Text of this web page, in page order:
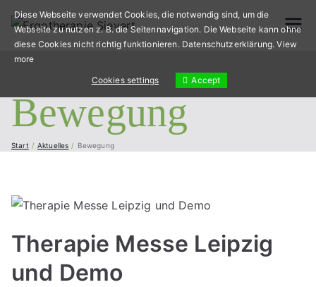
Ergother
apie
Sievert
Geriatrie, Neurologie,
Orthopädie, Pädiatrie
und vieles mehr...
Bewegung
Start Aktuelles Bewegung
Therapie Messe Leipzig
und Demo
Diese Webseite verwendet Cookies, die notwendig sind, um die
Webseite zu nutzen z. B. die Seitennavigation. Die Webseite kann ohne
diese Cookies nicht richtig funktionieren. Datenschutzerklärung.View
more
Cookies settings
Accept